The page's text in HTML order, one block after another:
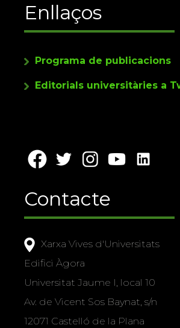
Enllaços
Programa de publicacions
Editorials universitàries a
Contacte
Xarxa Vives d'Universitats
Edifici Àgora
Universitat Jaume I, local 10
Av. de Vicent Sos Baynat, s/n
12071 Castelló de la Plana